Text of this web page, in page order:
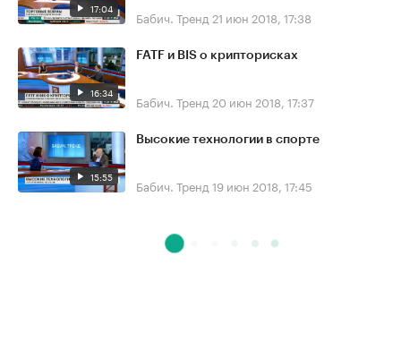
17:04 Бабич. Тренд 21 июн 2018, 17:38
16:34
FATF и BIS о крипторисках
Бабич. Тренд 20 июн 2018, 17:37
15:55
Высокие технологии в спорте
Бабич. Тренд 19 июн 2018, 17:45